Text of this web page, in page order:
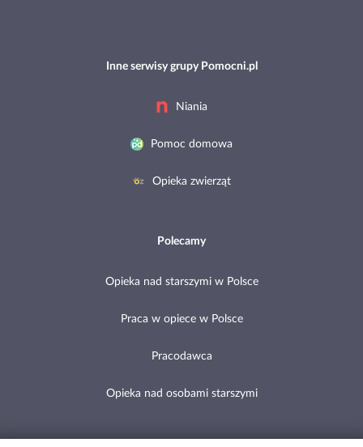
Inne serwisy grupy Pomocni.pl
Niania
Pomoc domowa
Opieka zwierząt
Polecamy
Opieka nad starszymi w Polsce
Praca w opiece w Polsce
Pracodawca
Opieka nad osobami starszymi